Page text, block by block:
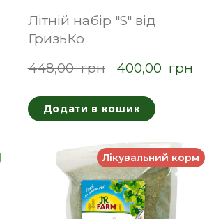
Літній набір "S" від
ГризьКо
448,00  грн
400,00  грн
Додати в кошик
Лікувальний корм